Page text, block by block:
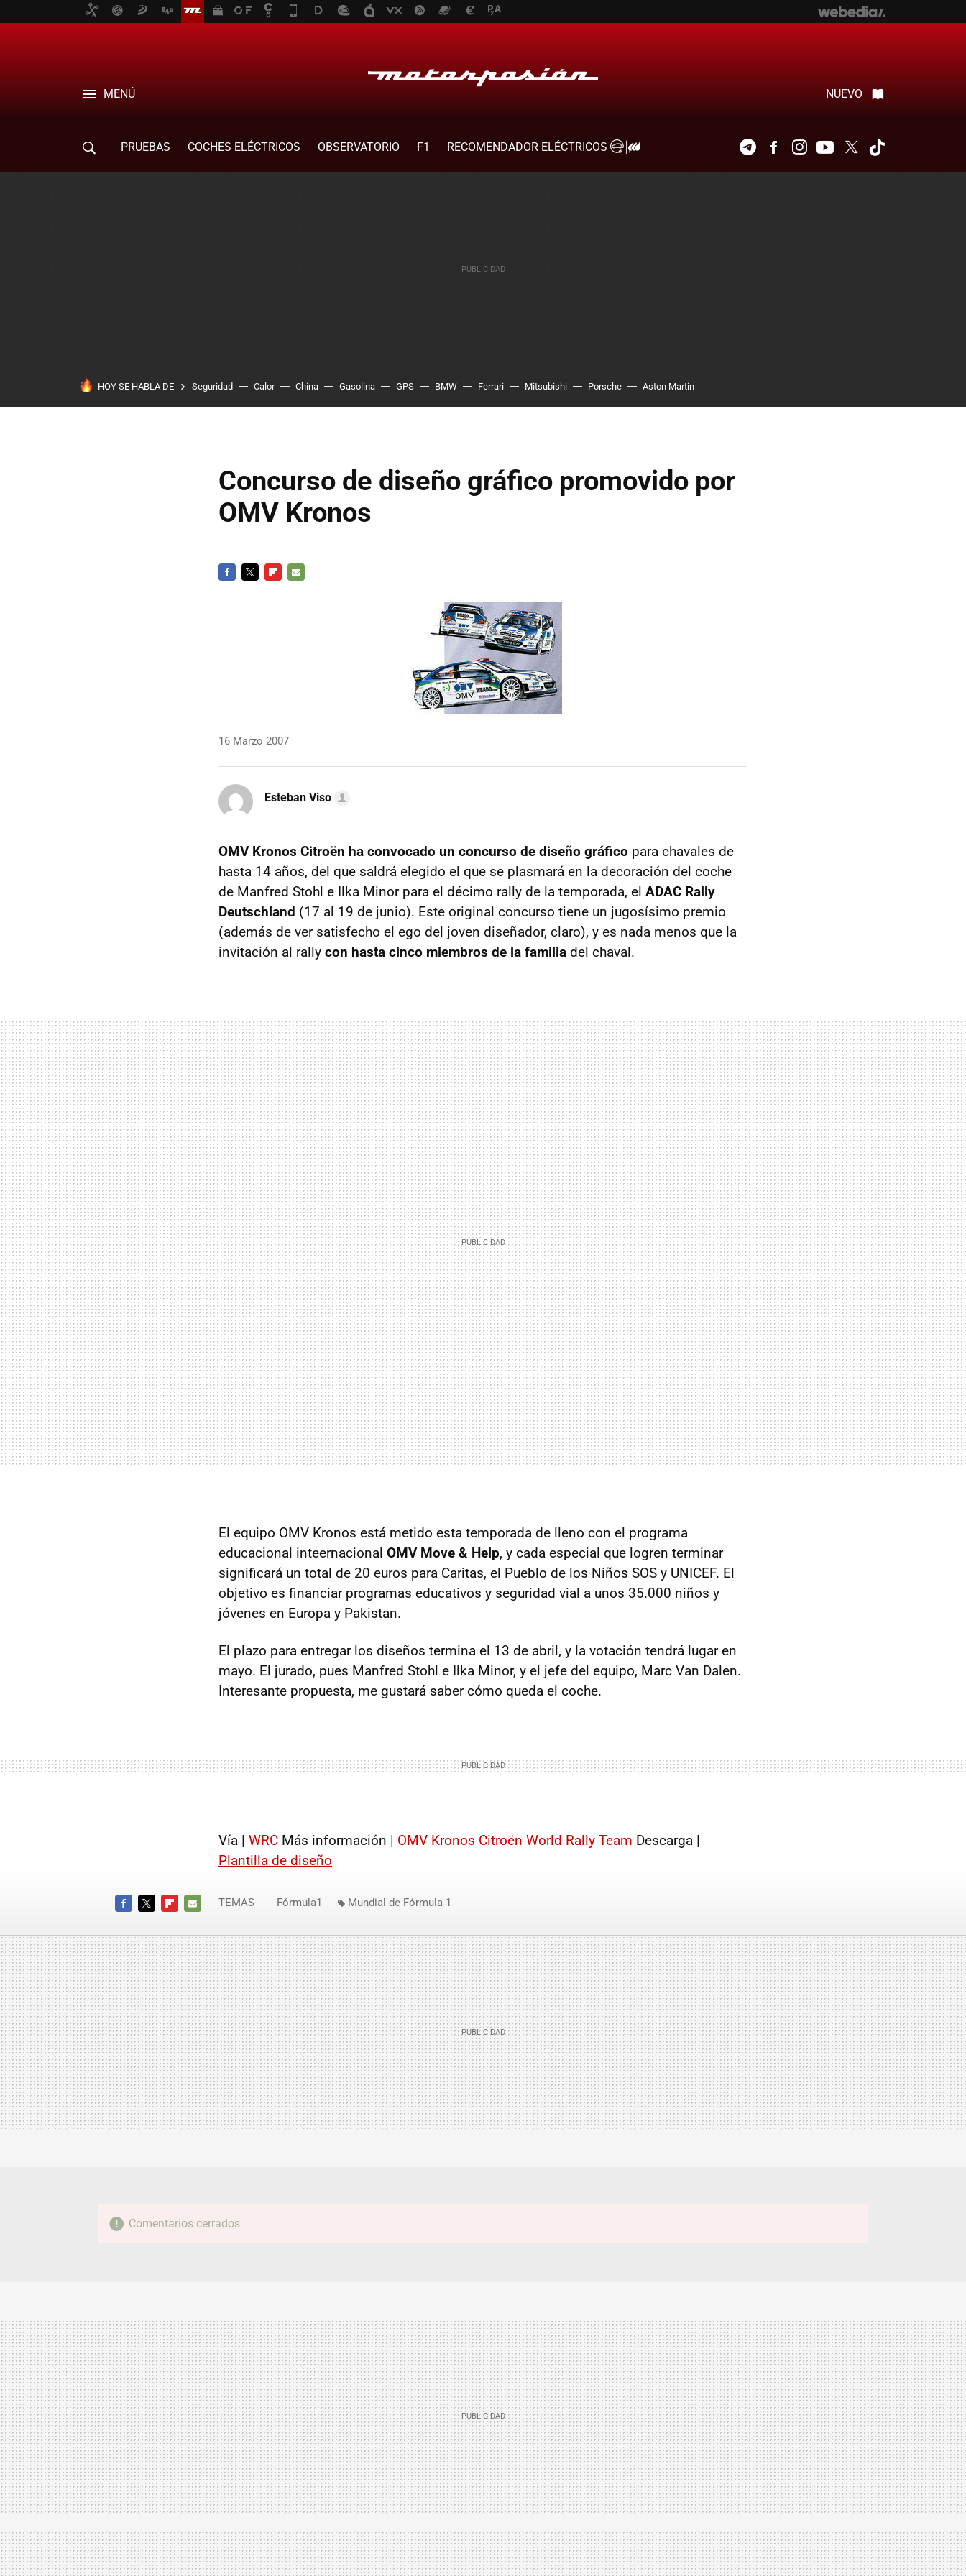
MENÚ NUEVO
PRUEBAS COCHES ELÉCTRICOS OBSERVATORIO F1
RECOMENDADOR ELÉCTRICOS
TelegramFacebookInstagramYoutubeTwitter
HOY SE HABLA DE Seguridad Calor China Gasolina GPS BMW Ferrari Mitsubishi Porsche Aston Martin
Concurso de diseño gráfico promovido por
OMV Kronos
16 Marzo 2007
Esteban Viso
OMV Kronos Citroën ha convocado un concurso de diseño gráfico para chavales de
hasta 14 años, del que saldrá elegido el que se plasmará en la decoración del coche
de Manfred Stohl e Ilka Minor para el décimo rally de la temporada, el ADAC Rally
Deutschland (17 al 19 de junio). Este original concurso tiene un jugosísimo premio
(además de ver satisfecho el ego del joven diseñador, claro), y es nada menos que la
invitación al rally con hasta cinco miembros de la familia del chaval.
El equipo OMV Kronos está metido esta temporada de lleno con el programa
educacional inteernacional OMV Move & Help, y cada especial que logren terminar
significará un total de 20 euros para Caritas, el Pueblo de los Niños SOS y UNICEF. El
objetivo es financiar programas educativos y seguridad vial a unos 35.000 niños y
jóvenes en Europa y Pakistan.
El plazo para entregar los diseños termina el 13 de abril, y la votación tendrá lugar en
mayo. El jurado, pues Manfred Stohl e Ilka Minor, y el jefe del equipo, Marc Van Dalen.
Interesante propuesta, me gustará saber cómo queda el coche.
Vía | WRC Más información | OMV Kronos Citroën World Rally Team Descarga |
Plantilla de diseño
MAIL
TEMAS Fórmula1 Mundial de Fórmula 1
Comentarios cerrados